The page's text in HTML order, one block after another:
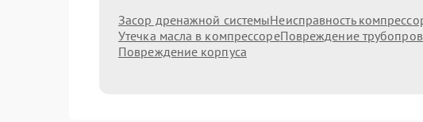
Засор дренажной системыНеисправность
Утечка масла в компрессореПовреждение
Повреждение корпуса